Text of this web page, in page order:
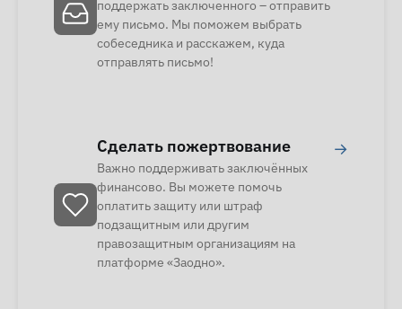
поддержать заключенного – отправить
ему письмо. Мы поможем выбрать
собеседника и расскажем, куда
отправлять письмо!
Сделать пожертвование
Важно поддерживать заключённых
финансово. Вы можете помочь
оплатить защиту или штраф
подзащитным или другим
правозащитным организациям на
платформе «Заодно».
→